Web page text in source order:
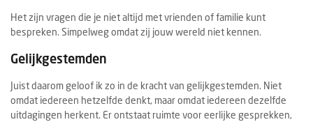
Het zijn vragen die je niet altijd met vrienden of familie kunt
bespreken. Simpelweg omdat zij jouw wereld niet kennen.
Gelijkgestemden
Juist daarom geloof ik zo in de kracht van gelijkgestemden. Niet
omdat iedereen hetzelfde denkt, maar omdat iedereen dezelfde
uitdagingen herkent. Er ontstaat ruimte voor eerlijke gesprekken,